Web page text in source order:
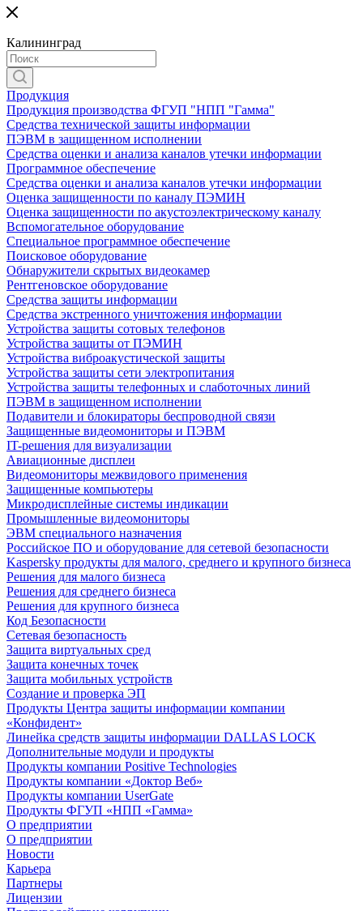
Калининград
Продукция
Продукция производства ФГУП "НПП "Гамма"
Средства технической защиты информации
ПЭВМ в защищенном исполнении
Средства оценки и анализа каналов утечки информации
Программное обеспечение
Средства оценки и анализа каналов утечки информации
Оценка защищенности по каналу ПЭМИН
Оценка защищенности по акустоэлектрическому каналу
Вспомогательное оборудование
Специальное программное обеспечение
Поисковое оборудование
Обнаружители скрытых видеокамер
Рентгеновское оборудование
Средства защиты информации
Средства экстренного уничтожения информации
Устройства защиты сотовых телефонов
Устройства защиты от ПЭМИН
Устройства виброакустической защиты
Устройства защиты сети электропитания
Устройства защиты телефонных и слаботочных линий
ПЭВМ в защищенном исполнении
Подавители и блокираторы беспроводной связи
Защищенные видеомониторы и ПЭВМ
IT-решения для визуализации
Авиационные дисплеи
Видеомониторы межвидового применения
Защищенные компьютеры
Микродисплейные системы индикации
Промышленные видеомониторы
ЭВМ специального назначения
Российское ПО и оборудование для сетевой безопасности
Kaspersky продукты для малого, среднего и крупного бизнеса
Решения для малого бизнеса
Решения для среднего бизнеса
Решения для крупного бизнеса
Код Безопасности
Сетевая безопасность
Защита виртуальных сред
Защита конечных точек
Защита мобильных устройств
Создание и проверка ЭП
Продукты Центра защиты информации компании
«Конфидент»
Линейка средств защиты информации DALLAS LOCK
Дополнительные модули и продукты
Продукты компании Positive Technologies
Продукты компании «Доктор Веб»
Продукты компании UserGate
Продукты ФГУП «НПП «Гамма»
О предприятии
О предприятии
Новости
Карьера
Партнеры
Лицензии